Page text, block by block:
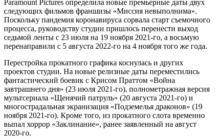
Paramount Pictures определила новые премьерные даты двух
следующих фильмов франшизы «Миссия невыполнима».
Поскольку пандемия коронавируса сорвала старт съемочного
процесса, руководству студии пришлось перенести выход
седьмой ленты с 23 июля на 19 ноября 2021-го, а восьмую
перенаправили с 5 августа 2022-го на 4 ноября того же года.
Перестройка прокатного графика коснулась и других
проектов студии. На новые релизные даты переместились
фантастический боевик с Крисом Праттом «Война
завтрашнего дня» (23 июля 2021-го), полнометражная версия
мультсериала «Щенячий патруль» (20 августа 2021-го) и
многострадальная экранизация «Подземелья драконов» (19
ноября 2021-го). Кроме того, из прокатного слота временно
выпал хоррор «Заклинание», ранее заявленный на август
2020-го.